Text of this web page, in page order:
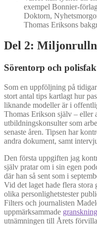
exempel Bonnier-
Doktorn,
Thomas Eriksons
Del 2:
Sörentorp och
Som en uppföljning på
stort antal tips kartlagt hur
liknande modeller är i
Thomas Erikson själv – eller
utbildningskonsulter som
senaste åren. Tipsen har
andra dokument, samt
Den första uppgiften jag
själv pratar om i sin egen
där han så sent som i
Vid det laget hade flera
olika personlighetstester
Filters och journalisten
uppmärksammade granskning
utnämningen till Årets